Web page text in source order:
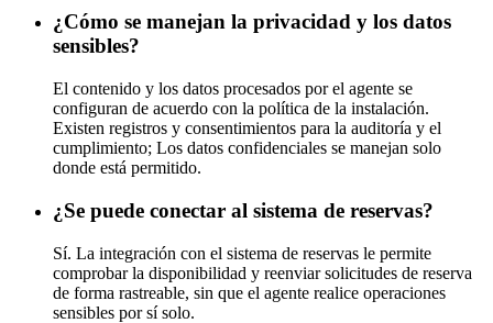
¿Cómo se manejan la privacidad y los datos
sensibles?
El contenido y los datos procesados ​​por el agente se
configuran de acuerdo con la política de la instalación.
Existen registros y consentimientos para la auditoría y el
cumplimiento; Los datos confidenciales se manejan solo
donde está permitido.
¿Se puede conectar al sistema de reservas?
Sí. La integración con el sistema de reservas le permite
comprobar la disponibilidad y reenviar solicitudes de reserva
de forma rastreable, sin que el agente realice operaciones
sensibles por sí solo.